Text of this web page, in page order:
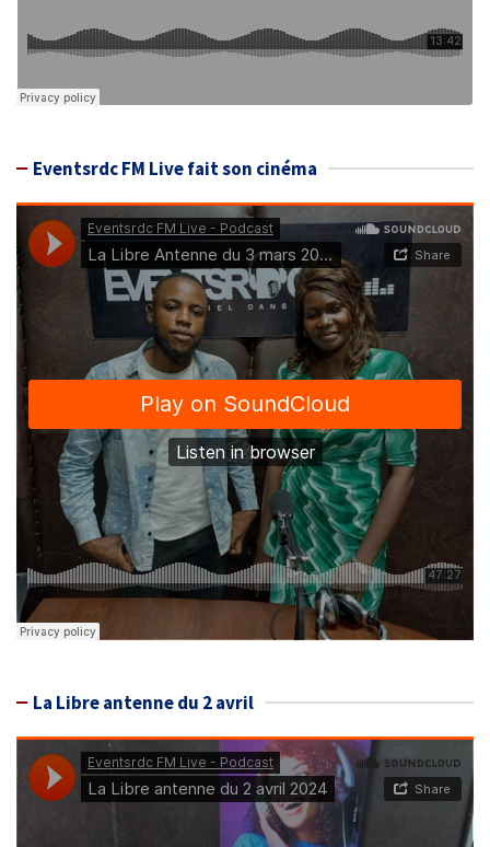
Eventsrdc FM Live fait son cinéma
La Libre antenne du 2 avril